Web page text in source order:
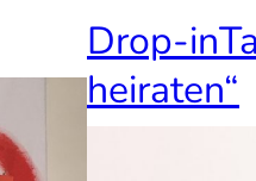
Drop-
heiraten“